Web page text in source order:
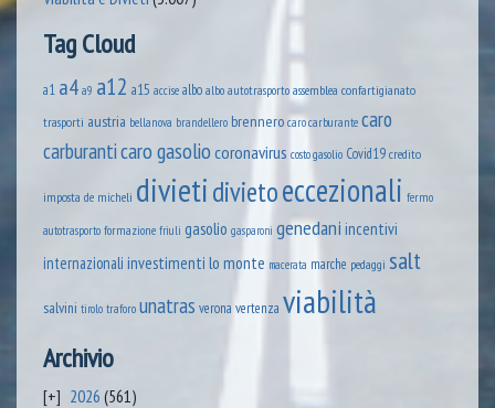
Tag Cloud
a1 a4 a9 a12 a15 accise albo albo autotrasporto assemblea confartigianato
trasporti austria bellanova brandellero brennero caro carburante caro
carburanticaro gasoliocoronavirus costo gasolio Covid19credito
imposta de micheli divietidivietoeccezionali fermo
autotrasporto formazione friuli gasolio gasparoni genedani incentivi
internazionali investimenti lo monte macerata marche pedaggi salt
salvini tirolo traforo unatras verona vertenza viabilità
Archivio
2026 (561)